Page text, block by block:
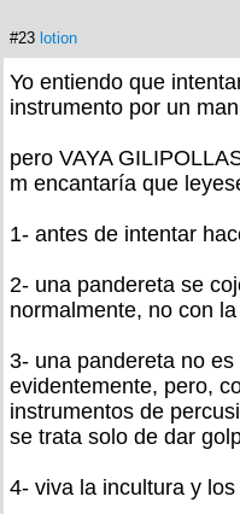
#23 lotion
Yo entiendo que
instrumento por un
pero VAYA
m encantaría que
1- antes de intentar
2- una pandereta se
normalmente, no con
3- una pandereta no
evidentemente, pero,
instrumentos de
se trata solo de dar
4- viva la incultura y